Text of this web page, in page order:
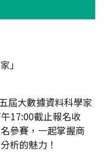
」
屆大數據資料科學家
17:00截止報名收
參賽，一起掌握商
析的魅力！